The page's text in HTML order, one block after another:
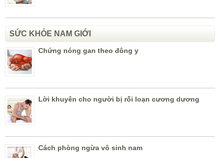
SỨC KHỎE NAM GIỚI
Chứng nóng gan theo đông y
Lời khuyên cho người bị rối loạn cương dương
Cách phòng ngừa vô sinh nam